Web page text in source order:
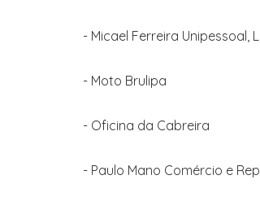
- Micael Ferreira Unipessoal,
- Moto Brulipa
- Oficina da Cabreira
- Paulo Mano Comércio e